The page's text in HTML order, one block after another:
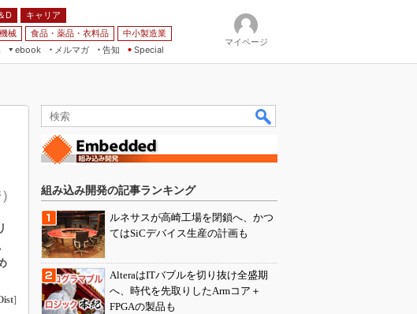
D
キャリア
械 食品・薬品・衣料品
中小製造業
ebook
メルマガ
告知 Special
マイページ
]
組み込み開発の記事ランキング
ルネサスが高崎工場を閉鎖へ、かつ
てはSiCデバイス生産の計画も
AlteraはITバブルを切り抜け全盛期
へ、時代を先取りしたArmコア＋
FPGAの製品も